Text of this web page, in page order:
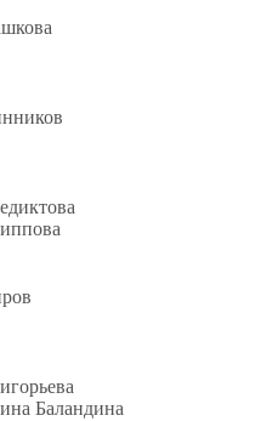
Баландина